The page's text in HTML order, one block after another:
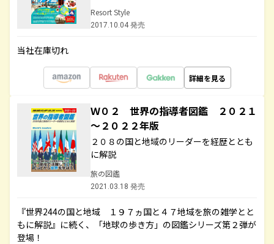
Resort Style
2017.10.04 発売
当社在庫切れ
詳細を見る
Ｗ０２ 世界の指導者図鑑 ２０２１
～２０２２年版
２０８の国と地域のリーダーを経歴ととも
に解説
旅の図鑑
2021.03.18 発売
『世界244の国と地域 １９７ヵ国と４７地域を旅の雑学とと
もに解説』に続く、「地球の歩き方」の図鑑シリーズ第２弾が
登場！